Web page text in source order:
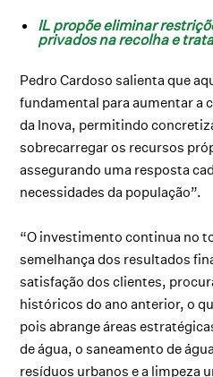
IL propõe eliminar
privados na recolha e
Pedro Cardoso salienta que
fundamental para aumentar a
da Inova, permitindo
sobrecarregar os recursos
assegurando uma resposta
necessidades da população”.
“O investimento continua no
semelhança dos resultados
satisfação dos clientes,
históricos do ano anterior, o
pois abrange áreas
de água, o saneamento de
resíduos urbanos e a limpeza